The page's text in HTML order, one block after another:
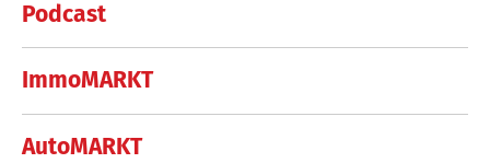
Podcast
ImmoMARKT
AutoMARKT